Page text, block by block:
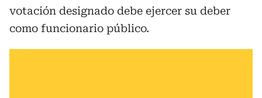
votación designado debe ejercer su deber
como funcionario público.